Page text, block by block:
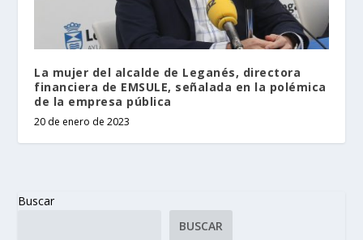
La mujer del alcalde de Leganés, directora
financiera de EMSULE, señalada en la polémica
de la empresa pública
20 de enero de 2023
Buscar
BUSCAR